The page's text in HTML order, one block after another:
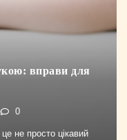
вправи для
0
не просто цікавий